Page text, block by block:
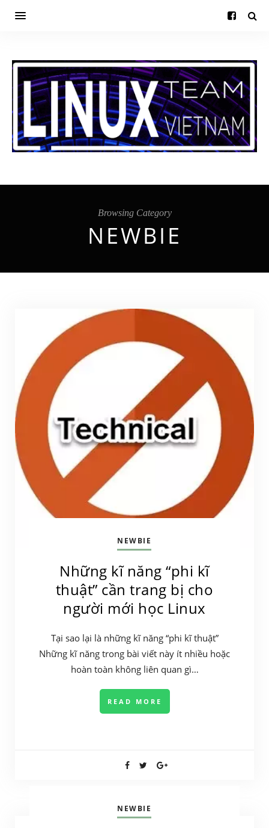
Browsing Category
NEWBIE
NEWBIE
Những kĩ năng “phi kĩ
thuật” cần trang bị cho
người mới học Linux
Tại sao lại là những kĩ năng “phi kĩ thuật”
Những kĩ năng trong bài viết này ít nhiều hoặc
hoàn toàn không liên quan gì…
READ MORE
NEWBIE